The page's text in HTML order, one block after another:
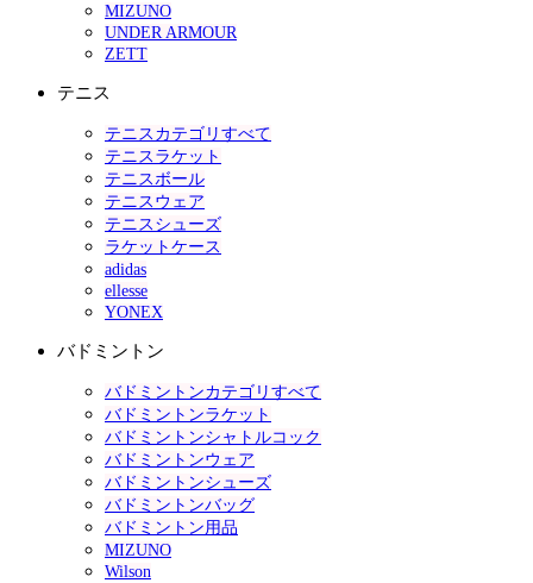
MIZUNO
UNDER ARMOUR
ZETT
テニス
テニスカテゴリすべて
テニスラケット
テニスボール
テニスウェア
テニスシューズ
ラケットケース
adidas
ellesse
YONEX
バドミントン
バドミントンカテゴリすべて
バドミントンラケット
バドミントンシャトルコック
バドミントンウェア
バドミントンシューズ
バドミントンバッグ
バドミントン用品
MIZUNO
Wilson